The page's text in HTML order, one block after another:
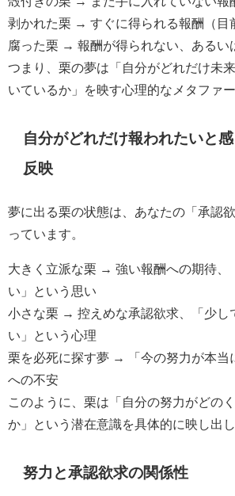
剥かれた栗 → すぐに得られる報酬（目
腐った栗 → 報酬が得られない、あるい
つまり、栗の夢は「自分がどれだけ未
いているか」を映す心理的なメタファー
自分がどれだけ報われたいと
反映
夢に出る栗の状態は、あなたの「承認
っています。
大きく立派な栗 → 強い報酬への期待、
い」という思い
小さな栗 → 控えめな承認欲求、「少し
い」という心理
栗を必死に探す夢 → 「今の努力が本当
への不安
このように、栗は「自分の努力がどの
か」という潜在意識を具体的に映し出し
努力と承認欲求の関係性